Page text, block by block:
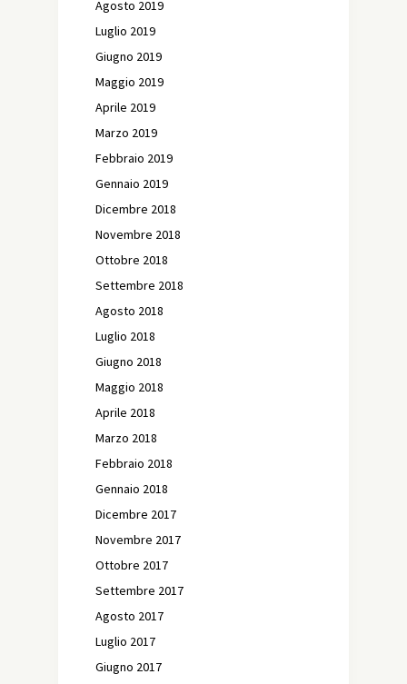
Agosto 2019
Luglio 2019
Giugno 2019
Maggio 2019
Aprile 2019
Marzo 2019
Febbraio 2019
Gennaio 2019
Dicembre 2018
Novembre 2018
Ottobre 2018
Settembre 2018
Agosto 2018
Luglio 2018
Giugno 2018
Maggio 2018
Aprile 2018
Marzo 2018
Febbraio 2018
Gennaio 2018
Dicembre 2017
Novembre 2017
Ottobre 2017
Settembre 2017
Agosto 2017
Luglio 2017
Giugno 2017